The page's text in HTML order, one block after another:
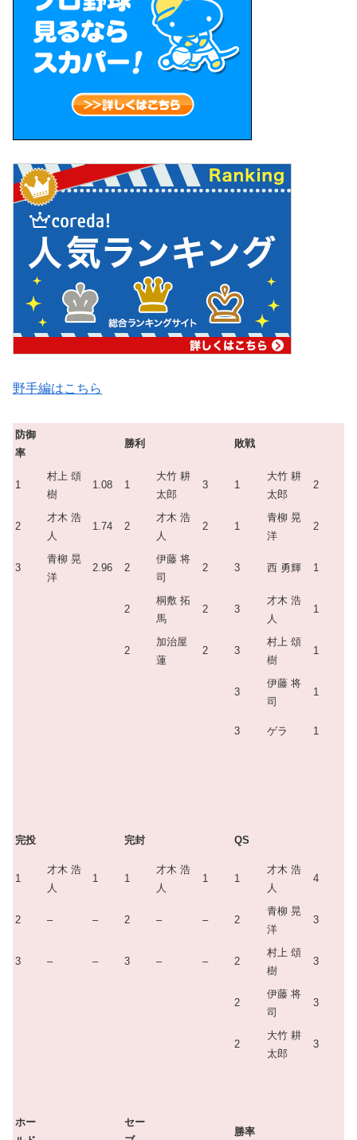
野手編はこちら
防御
率
勝利 敗戦
1
村上 頌
樹
1.08 1
大竹 耕
太郎
3 1
大竹 耕
太郎
2
2
才木 浩
人
1.74 2
才木 浩
人
2 1
青柳 晃
洋
2
3
青柳 晃
洋
2.96 2
伊藤 将
司
2 3 西 勇輝 1
2
桐敷 拓
馬
2 3
才木 浩
人
1
2
加治屋
蓮
2 3
村上 頌
樹
1
3
伊藤 将
司
1
3 ゲラ 1
完投 完封 QS
1
才木 浩
人
1 1
才木 浩
人
1 1
才木 浩
人
4
2 – – 2 – – 2
青柳 晃
洋
3
3 – – 3 – – 2
村上 頌
樹
3
2
伊藤 将
司
3
2
大竹 耕
太郎
3
ホー
セー
勝率